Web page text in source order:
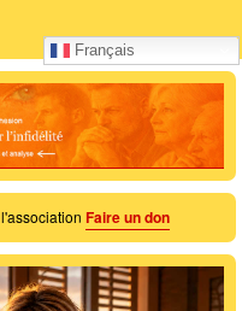
Français
Faire un don